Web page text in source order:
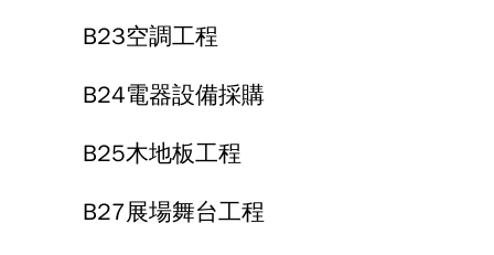
B23空調工程
B24電器設備採購
B25木地板工程
B27展場舞台工程